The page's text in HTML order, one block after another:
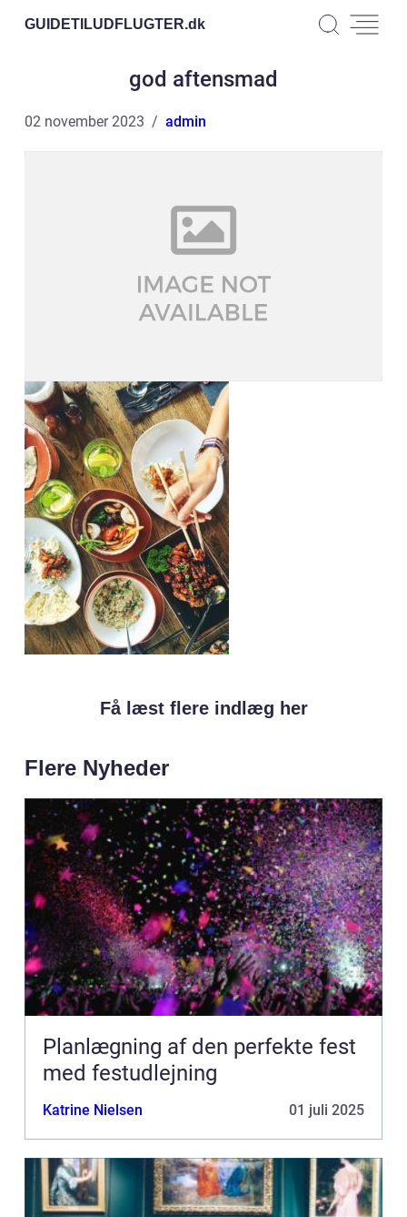
GUIDETILUDFLUGTER.dk
god aftensmad
02 november 2023 admin
Få læst flere indlæg her
Flere Nyheder
Planlægning af den perfekte fest
med festudlejning
Katrine Nielsen 01 juli 2025